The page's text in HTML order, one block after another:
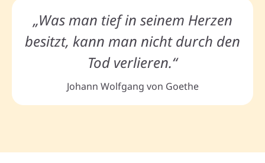
„Was man tief in seinem Herzen
besitzt, kann man nicht durch den
Tod verlieren.“
Johann Wolfgang von Goethe